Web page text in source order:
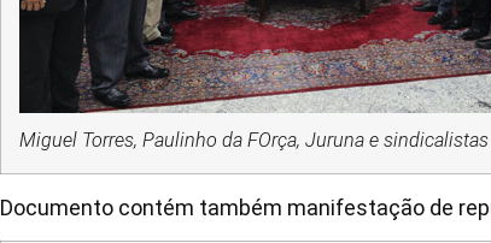
Miguel Torres, Paulinho da FOrça, Juruna e
Documento contém também manifestação de